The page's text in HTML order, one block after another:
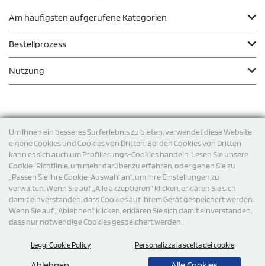
Um Ihnen ein besseres Surferlebnis zu bieten, verwendet diese Website
eigene Cookies und Cookies von Dritten. Bei den Cookies von Dritten
kann es sich auch um Profilierungs-Cookies handeln. Lesen Sie unsere
Cookie-Richtlinie, um mehr darüber zu erfahren, oder gehen Sie zu
„Passen Sie Ihre Cookie-Auswahl an“, um Ihre Einstellungen zu
verwalten. Wenn Sie auf „Alle akzeptieren“ klicken, erklären Sie sich
damit einverstanden, dass Cookies auf Ihrem Gerät gespeichert werden.
Wenn Sie auf „Ablehnen“ klicken, erklären Sie sich damit einverstanden,
dass nur notwendige Cookies gespeichert werden.
Leggi Cookie Policy Personalizza la scelta dei cookie
Am häufigsten aufgerufene Kategorien
Bestellprozess
Nutzung
Versand
© 2026 StampaSi s.r.l. ALLE RECHTE SIND VORBEHALTEN -
Steuernummer DE356463144